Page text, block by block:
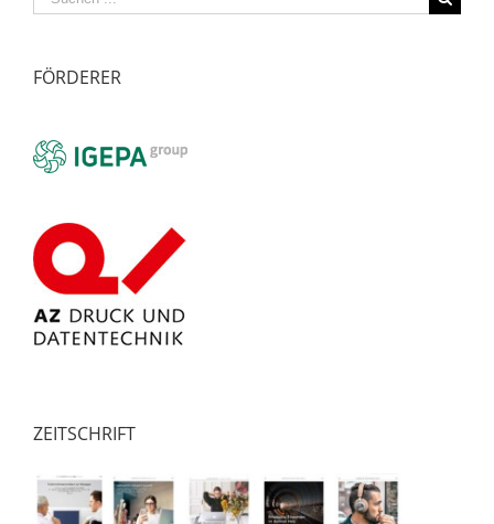
nach:
FÖRDERER
ZEITSCHRIFT